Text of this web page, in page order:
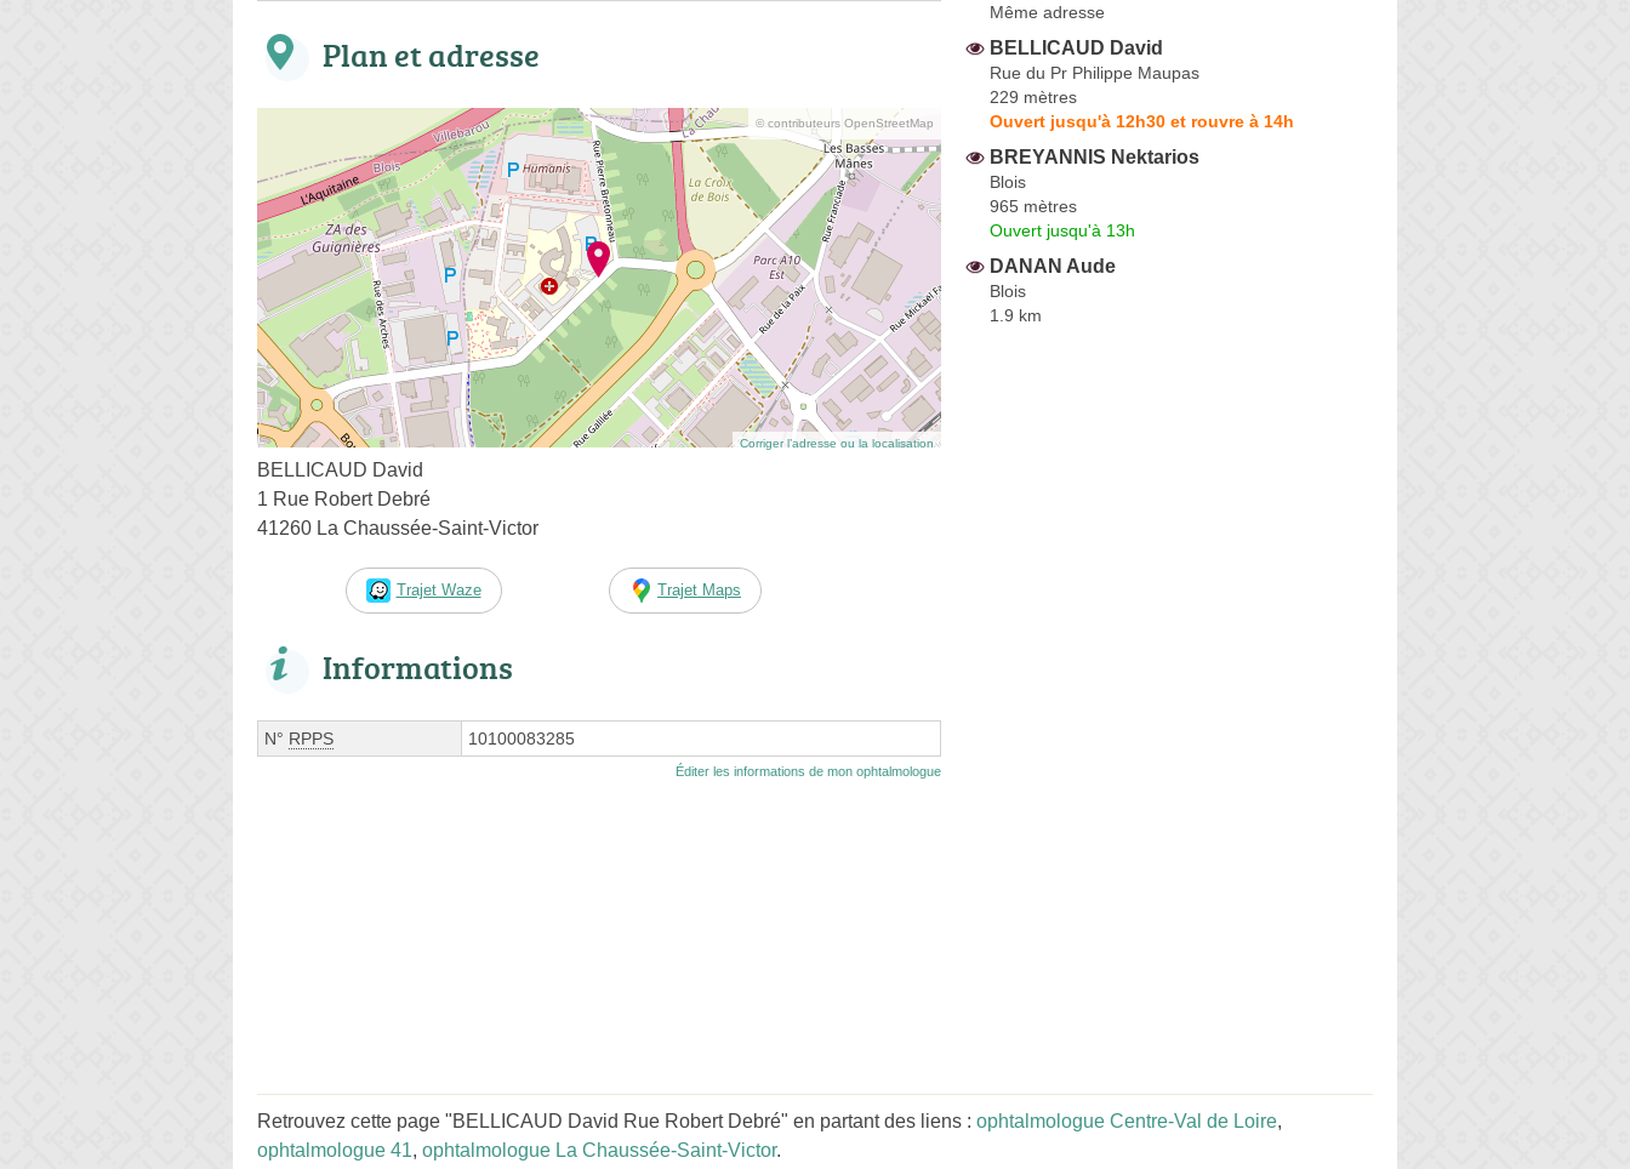
Plan et adresse
© contributeurs OpenStreetMap
Corriger l’adresse ou la localisation
BELLICAUD David
1 Rue Robert Debré
41260 La Chaussée-Saint-Victor
Trajet Waze Trajet Maps
Informations
N° RPPS 10100083285
Éditer les informations de mon ophtalmologue
Même adresse
BELLICAUD David
Rue du Pr Philippe Maupas
229 mètres
Ouvert jusqu'à 12h30 et rouvre à 14h
BREYANNIS Nektarios
Blois
965 mètres
Ouvert jusqu'à 13h
DANAN Aude
Blois
1.9 km
Retrouvez cette page "BELLICAUD David Rue Robert Debré" en partant des liens : ophtalmologue Centre-Val de Loire,
ophtalmologue 41, ophtalmologue La Chaussée-Saint-Victor.